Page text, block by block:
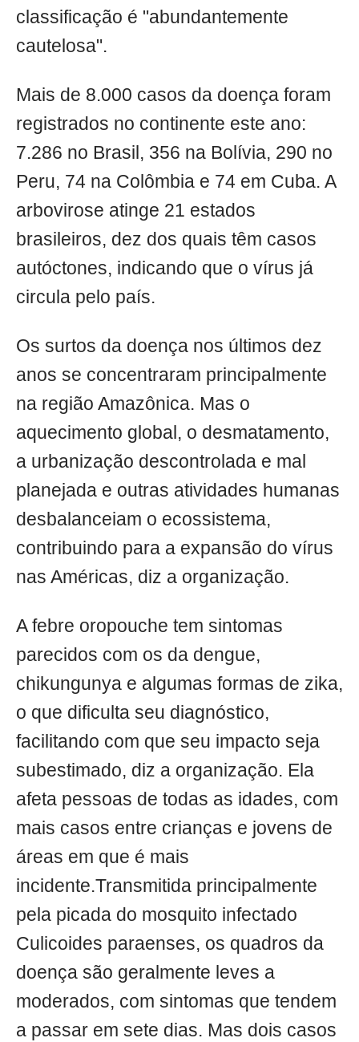
classificação é "abundantemente
cautelosa".
Mais de 8.000 casos da doença foram
registrados no continente este ano:
7.286 no Brasil, 356 na Bolívia, 290 no
Peru, 74 na Colômbia e 74 em Cuba. A
arbovirose atinge 21 estados
brasileiros, dez dos quais têm casos
autóctones, indicando que o vírus já
circula pelo país.
Os surtos da doença nos últimos dez
anos se concentraram principalmente
na região Amazônica. Mas o
aquecimento global, o desmatamento,
a urbanização descontrolada e mal
planejada e outras atividades humanas
desbalanceiam o ecossistema,
contribuindo para a expansão do vírus
nas Américas, diz a organização.
A febre oropouche tem sintomas
parecidos com os da dengue,
chikungunya e algumas formas de zika,
o que dificulta seu diagnóstico,
facilitando com que seu impacto seja
subestimado, diz a organização. Ela
afeta pessoas de todas as idades, com
mais casos entre crianças e jovens de
áreas em que é mais
incidente.Transmitida principalmente
pela picada do mosquito infectado
Culicoides paraenses, os quadros da
doença são geralmente leves a
moderados, com sintomas que tendem
a passar em sete dias. Mas dois casos